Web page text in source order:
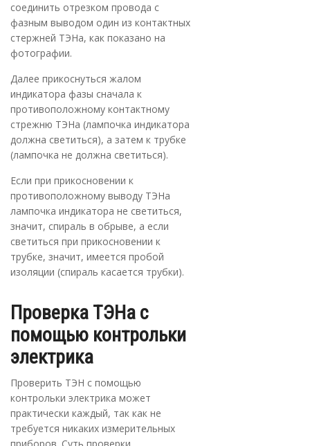
соединить отрезком провода с
фазным выводом один из контактных
стержней ТЭНа, как показано на
фотографии.
Далее прикоснуться жалом
индикатора фазы сначала к
противоположному контактному
стрежню ТЭНа (лампочка индикатора
должна светиться), а затем к трубке
(лампочка не должна светиться).
Если при прикосновении к
противоположному выводу ТЭНа
лампочка индикатора не светиться,
значит, спираль в обрыве, а если
светиться при прикосновении к
трубке, значит, имеется пробой
изоляции (спираль касается трубки).
Проверка ТЭНа с
помощью контрольки
электрика
Проверить ТЭН с помощью
контрольки электрика может
практически каждый, так как не
требуется никаких измерительных